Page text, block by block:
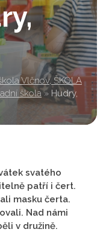
Vlčnov, ŠKOLA
škola » Hudry,
svatého
patří i čert.
masku čerta.
Nad námi
v družině.